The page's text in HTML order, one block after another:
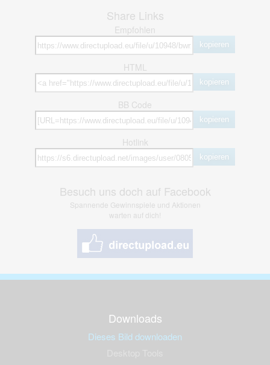
Share Links
Empfohlen
kopieren
HTML
kopieren
BB Code
kopieren
Hotlink
kopieren
Besuch uns doch auf Facebook
Spannende Gewinnspiele und Aktionen
warten auf dich!
Downloads
Dieses Bild downloaden